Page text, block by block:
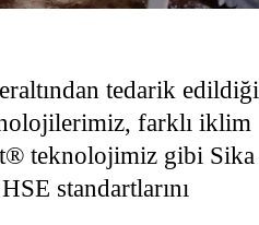
tedarik edildiği
farklı iklim
teknolojimiz gibi Sika
standartlarını